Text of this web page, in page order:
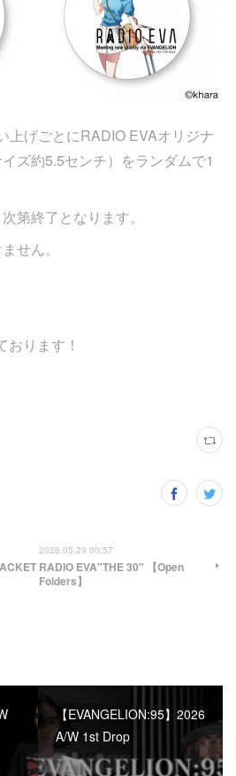
上げごとにRADIO EVAオリジナ
ズ約5.5センチ）をランダムで1
第終了となります。
せん。
おります！
2026.05.29 00:57
RADIO EVA"THE 30" 【Open
Folders】
【EVANGELION:95】2026
A/W 1st Drop